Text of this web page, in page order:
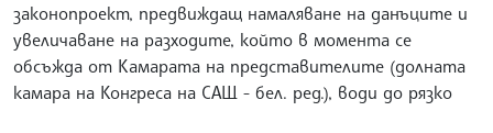
законопроект, предвиждащ намаляване на данъците и
увеличаване на разходите, който в момента се
обсъжда от Камарата на представителите (долната
камара на Конгреса на САЩ - бел. ред.), води до рязко